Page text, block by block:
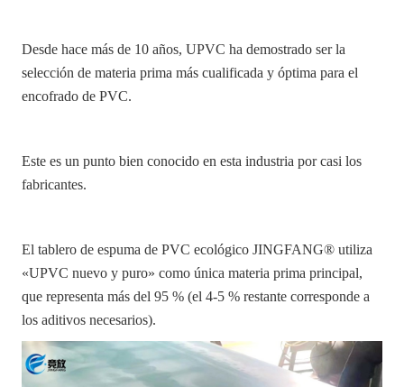
Desde hace más de 10 años, UPVC ha demostrado ser la
selección de materia prima más cualificada y óptima para el
encofrado de PVC.
Este es un punto bien conocido en esta industria por casi los
fabricantes.
El tablero de espuma de PVC ecológico JINGFANG® utiliza
«UPVC nuevo y puro» como única materia prima principal,
que representa más del 95 % (el 4-5 % restante corresponde a
los aditivos necesarios).